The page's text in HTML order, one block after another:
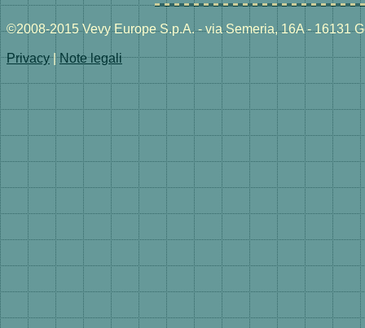
©2008-2015 Vevy Europe S.p.A. - via Semeria, 16A - 16131
Privacy|Note legali